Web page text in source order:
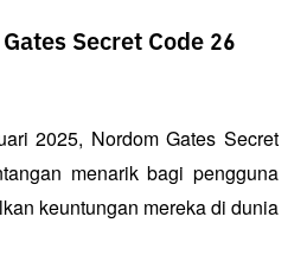
Secret Code 26
2025, Nordom Gates Secret
menarik bagi pengguna
keuntungan mereka di dunia